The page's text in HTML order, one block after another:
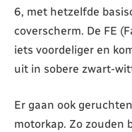
6, met hetzelfde
coverscherm. De FE
iets voordeliger en
uit in sobere zwart-
Er gaan ook
motorkap. Zo zouden